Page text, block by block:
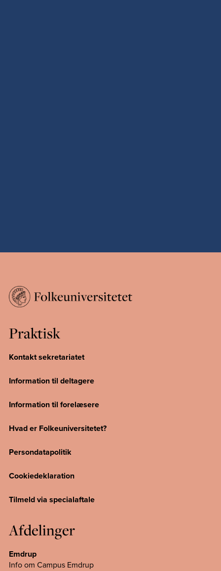
Praktisk
Kontakt sekretariatet
Information til deltagere
Information til forelæsere
Hvad er Folkeuniversitetet?
Persondatapolitik
Cookiedeklaration
Tilmeld via specialaftale
Afdelinger
Emdrup
Info om Campus Emdrup